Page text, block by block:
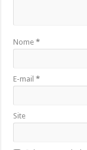
Nome*
E-mail*
Site